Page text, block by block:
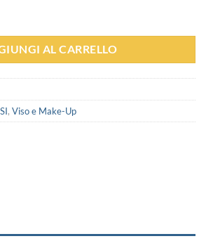
AL CARRELLO
, Viso e Make-Up